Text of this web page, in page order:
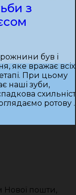
з
був і
яке вражає всіх
При цьому
наші зуби,
ротову
Нової пошти,